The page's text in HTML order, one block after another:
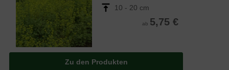
10 - 20 cm
ab 5,75 €
Zu den Produkten